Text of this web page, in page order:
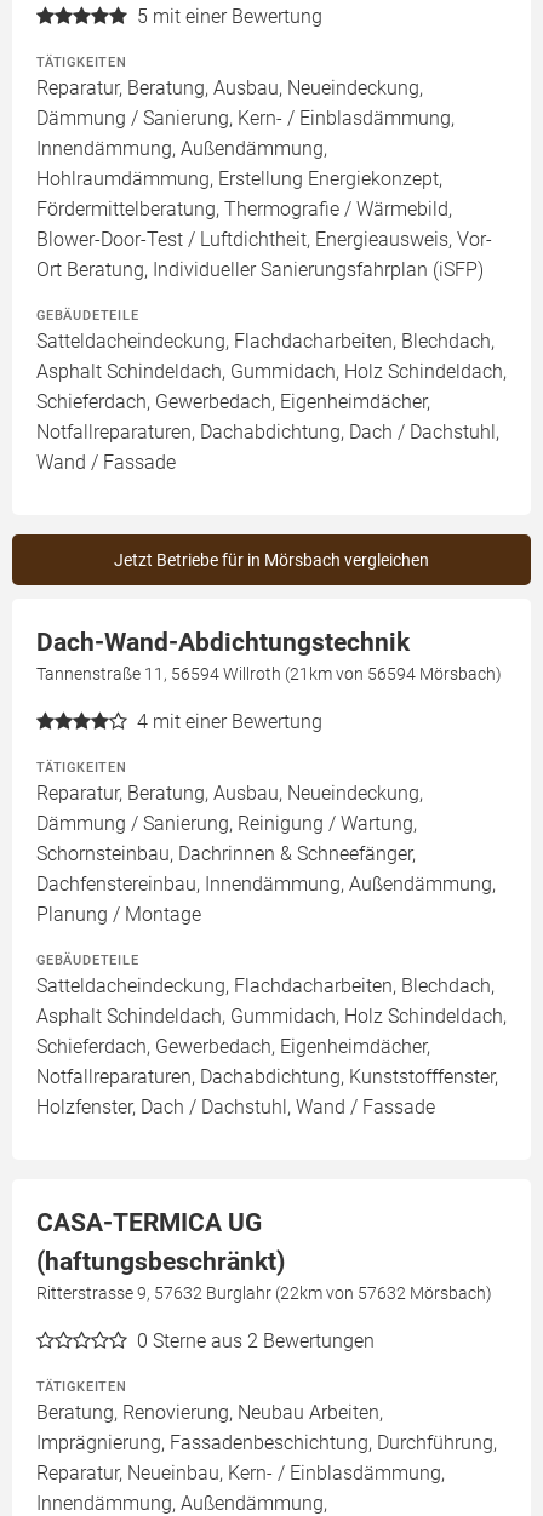
5 mit einer Bewertung
TÄTIGKEITEN
Reparatur, Beratung, Ausbau, Neueindeckung,
Dämmung / Sanierung, Kern- / Einblasdämmung,
Innendämmung, Außendämmung,
Hohlraumdämmung, Erstellung Energiekonzept,
Fördermittelberatung, Thermografie / Wärmebild,
Blower-Door-Test / Luftdichtheit, Energieausweis, Vor-
Ort Beratung, Individueller Sanierungsfahrplan (iSFP)
GEBÄUDETEILE
Satteldacheindeckung, Flachdacharbeiten, Blechdach,
Asphalt Schindeldach, Gummidach, Holz Schindeldach,
Schieferdach, Gewerbedach, Eigenheimdächer,
Notfallreparaturen, Dachabdichtung, Dach / Dachstuhl,
Wand / Fassade
Jetzt Betriebe für in Mörsbach vergleichen
Dach-Wand-Abdichtungstechnik
Tannenstraße 11, 56594 Willroth (21km von 56594 Mörsbach)
4 mit einer Bewertung
TÄTIGKEITEN
Reparatur, Beratung, Ausbau, Neueindeckung,
Dämmung / Sanierung, Reinigung / Wartung,
Schornsteinbau, Dachrinnen & Schneefänger,
Dachfenstereinbau, Innendämmung, Außendämmung,
Planung / Montage
GEBÄUDETEILE
Satteldacheindeckung, Flachdacharbeiten, Blechdach,
Asphalt Schindeldach, Gummidach, Holz Schindeldach,
Schieferdach, Gewerbedach, Eigenheimdächer,
Notfallreparaturen, Dachabdichtung, Kunststofffenster,
Holzfenster, Dach / Dachstuhl, Wand / Fassade
CASA-TERMICA UG
(haftungsbeschränkt)
Ritterstrasse 9, 57632 Burglahr (22km von 57632 Mörsbach)
0 Sterne aus 2 Bewertungen
TÄTIGKEITEN
Beratung, Renovierung, Neubau Arbeiten,
Imprägnierung, Fassadenbeschichtung, Durchführung,
Reparatur, Neueinbau, Kern- / Einblasdämmung,
Innendämmung, Außendämmung,